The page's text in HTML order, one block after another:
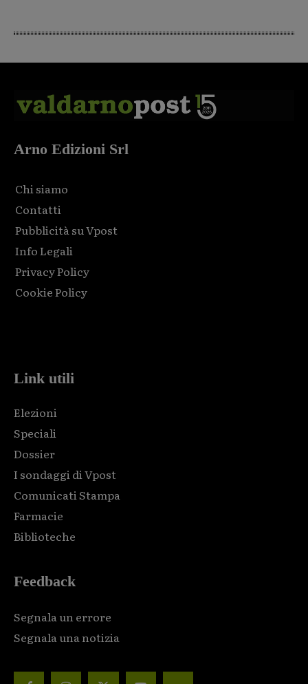
Arno Edizioni Srl
Chi siamo
Contatti
Pubblicità su Vpost
Info Legali
Privacy Policy
Cookie Policy
Link utili
Elezioni
Speciali
Dossier
I sondaggi di Vpost
Comunicati Stampa
Farmacie
Biblioteche
Feedback
Segnala un errore
Segnala una notizia